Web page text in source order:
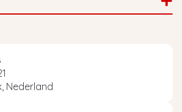
Nederland